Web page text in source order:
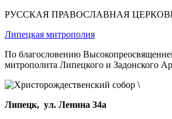
РУССКАЯ ПРАВОСЛАВНАЯ
Липецкая митрополия
По благословению
митрополита Липецкого и Задонского
Липецк, ул. Ленина 34а